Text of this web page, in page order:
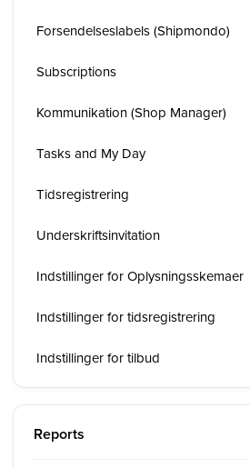
Forsendelseslabels (Shipmondo)
Subscriptions
Kommunikation (Shop Manager)
Tasks and My Day
Tidsregistrering
Underskriftsinvitation
Indstillinger for Oplysningsskemaer
Indstillinger for tidsregistrering
Indstillinger for tilbud
Reports